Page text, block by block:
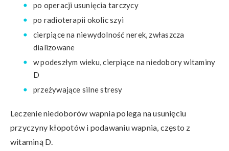
po operacji usunięcia tarczycy
po radioterapii okolic szyi
cierpiące na niewydolność nerek, zwłaszcza
dializowane
w podeszłym wieku, cierpiące na niedobory witaminy
D
przeżywające silne stresy
Leczenie niedoborów wapnia polega na usunięciu
przyczyny kłopotów i podawaniu wapnia, często z
witaminą D.